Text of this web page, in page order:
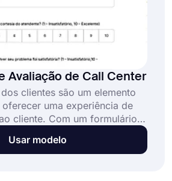
Avaliação de Call Center
clientes são um elemento
uma experiência de
cliente. Com um formulário
de chamadas, você
os comentários dos clientes.
Usar modelo